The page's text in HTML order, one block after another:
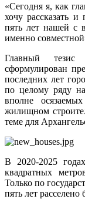
«Сегодня я, как
хочу рассказать и
пять лет нашей с
именно
Главный тезис
сформулирован
последних лет
по целому ряду
вполне
жилищном
теме для
В 2020-2025
квадратных
Только по
пять лет расселено